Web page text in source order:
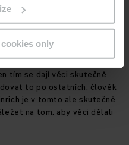
only
té předsevzaté změně. Už
mění jejich postoj. Hned
ale samozřejmě musí jít
příkladem a na
tím se dají věci skutečně
to po ostatních, člověk
je v tomto ale skutečně
na tom, aby věci dělali